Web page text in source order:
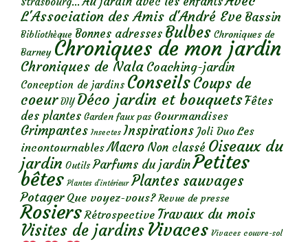
L'Association des Amis d'André Eve Bassin
Bibliothèque Bonnes adresses Bulbes Chroniques de
Barney Chroniques de mon jardin
Chroniques de Nala Coaching-jardin
Conception de jardins ConseilsCoups de
coeur DIY Déco jardin et bouquetsFêtes
des plantes Garden faux pas Gourmandises
Grimpantes Insectes Inspirations Joli Duo Les
incontournables Macro Non classé Oiseaux du
jardin Outils Parfums du jardinPetites
bêtes Plantes d’intérieur Plantes sauvages
Potager Que voyez-vous? Revue de presse
Rosiers Rétrospective Travaux du mois
Visites de jardins Vivaces Vivaces couvre-sol